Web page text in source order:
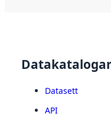
Datakatalogar
Datasett
API